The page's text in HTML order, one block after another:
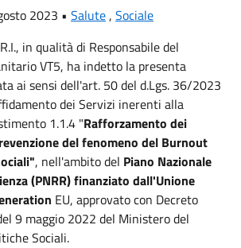
2023 • Salute, Sociale
in qualità di Responsabile del
VT5, ha indetto la presenta
ai sensi dell'art. 50 del d.Lgs. 36/2023
dei Servizi inerenti alla
1.1.4 "Rafforzamento dei
del fenomeno del Burnout
, nell'ambito del Piano Nazionale
(PNRR) finanziato dall'Unione
EU, approvato con Decreto
9 maggio 2022 del Ministero del
Sociali.